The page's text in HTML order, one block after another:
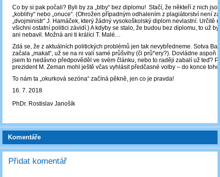
Co by si pak počali? Byli by za „blby“ bez diplomu! Stačí, že někteří z nich
„koblihy“ nebo „onuce“. (Ohrožen případným odhalením z plagiátorství není
„dvojministr“ J. Hamáček, který žádný vysokoškolský diplom nevlastní. Určitě
všichni ostatní politici závidí.) A kdyby se stalo, že budou bez diplomu, to už
ani nebavil. Možná ani ti králíci T. Malé…
Zdá se, že z aktuálních politických problémů jen tak nevybředneme. Sotva
začala „makat“, už se na ni valí samé průšvihy (či prů*ery?). Dovládne aspoň
jsem to nedávno předpověděl ve svém článku, nebo to raději zabalí už teď?
prezident M. Zeman mohl ještě včas vyhlásit předčasné volby – do konce
To nám ta „okurková sezóna“ začíná pěkně, jen co je pravda!
16. 7. 2018
PhDr. Rostislav Janošík
Komentáře
Přidat komentář